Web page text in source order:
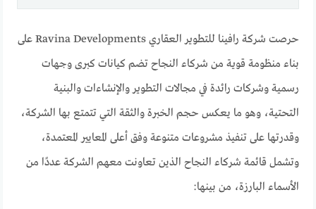
حرصت شركة رافينا للتطوير العقاري Ravina Developments على
بناء منظومة قوية من شركاء النجاح تضم كيانات كبرى وجهات
رسمية وشركات رائدة في مجالات التطوير والإنشاءات والبنية
التحتية، وهو ما يعكس حجم الخبرة والثقة التي تتمتع بها الشركة،
وقدرتها على تنفيذ مشروعات متنوعة وفق أعلى المعايير المعتمدة،
وتشمل قائمة شركاء النجاح الذين تعاونت معهم الشركة عددًا من
الأسماء البارزة، من بينها: